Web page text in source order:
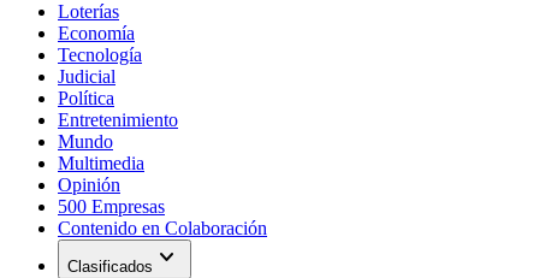
Loterías
Economía
Tecnología
Judicial
Política
Entretenimiento
Mundo
Multimedia
Opinión
500 Empresas
Contenido en Colaboración
Clasificados expand_more